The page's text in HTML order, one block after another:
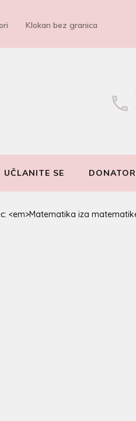
Klokan bez granica
UČLANITE SE
<em>Matematika iza